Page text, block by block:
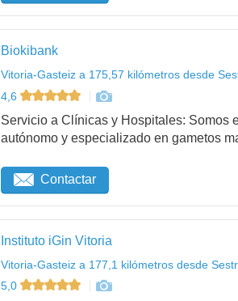
Biokibank
Vitoria-Gasteiz a 175,57 kilómetros desde
4,6
Servicio a Clínicas y Hospitales: Somos
autónomo y especializado en gametos
Contactar
Instituto iGin Vitoria
Vitoria-Gasteiz a 177,1 kilómetros desde
5,0